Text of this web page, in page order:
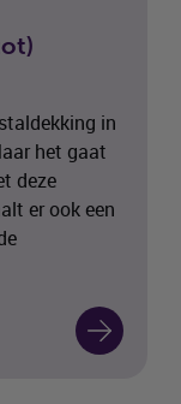
in
het gaat
deze
er ook een